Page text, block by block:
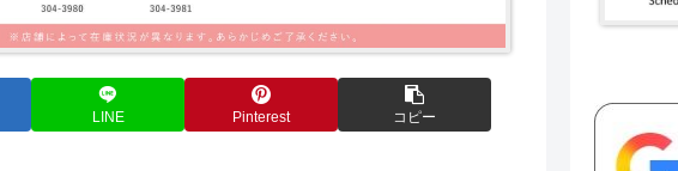
LINE Pinterest コピー